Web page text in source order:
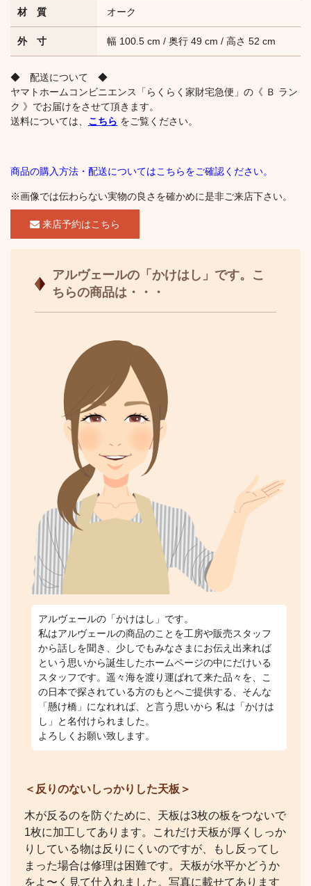
材 質 オーク
外 寸 幅 100.5 cm / 奥行 49 cm / 高さ 52 cm
◆ 配送について ◆
ヤマトホームコンビニエンス「らくらく家財宅急便」の《 Ｂ ラン
ク 》でお届けをさせて頂きます。
送料については、 こちら をご覧ください。
商品の購入方法・配送についてはこちらをご確認ください。
※画像では伝わらない実物の良さを確かめに是非ご来店下さい。
来店予約はこちら
アルヴェールの「かけはし」です。こ
ちらの商品は・・・
アルヴェールの「かけはし」です。
私はアルヴェールの商品のことを工房や販売スタッフ
から話しを聞き、少しでもみなさまにお伝え出来れば
という思いから誕生したホームページの中にだけいる
スタッフです。遥々海を渡り運ばれて来た品々を、こ
の日本で探されている方のもとへご提供する、そんな
「懸け橋」になれれば、と言う思いから 私は「かけは
し」と名付けられました。
よろしくお願い致します。
＜反りのないしっかりした天板＞
木が反るのを防ぐために、天板は3枚の板をつないで
1枚に加工してあります。これだけ天板が厚くしっか
りしている物は反りにくいのですが、もし反ってし
まった場合は修理は困難です。天板が水平かどうか
をよ〜く見て仕入れました。写真に載せてあります